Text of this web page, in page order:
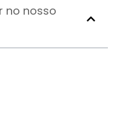
no nosso